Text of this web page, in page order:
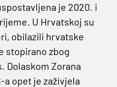
je 2020. i
U Hrvatskoj su
obilazili hrvatske
stopirano zbog
Dolaskom Zorana
a opet je zaživjela